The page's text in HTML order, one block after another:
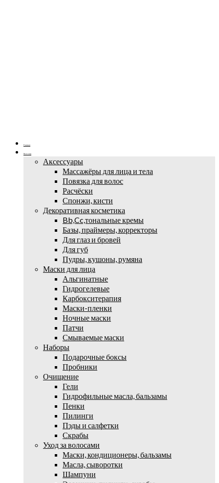
Главная
Магазин
Аксессуары
Массажёры для лица и тела
Повязка для волос
Расчёски
Спонжи, кисти
Декоративная косметика
Bb,Cc,тональные кремы
Базы, праймеры, корректоры
Для глаз и бровей
Для губ
Пудры, кушоны, румяна
Маски для лица
Альгинатные
Гидрогелевые
Карбокситерапия
Маски-пленки
Ночные маски
Патчи
Смываемые маски
Наборы
Подарочные боксы
Пробники
Очищение
Гели
Гидрофильные масла, бальзамы
Пенки
Пилинги
Пэды и салфетки
Скрабы
Уход за волосами
Маски, кондиционеры, бальзамы
Масла, сыворотки
Шампуни